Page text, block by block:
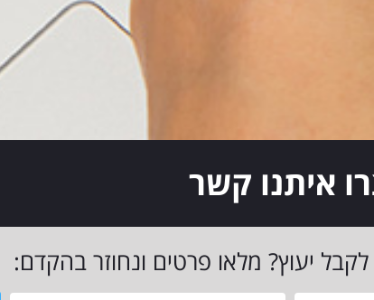
איתנו קשר
יעוץ? מלאו פרטים ונחוזר בהקדם: